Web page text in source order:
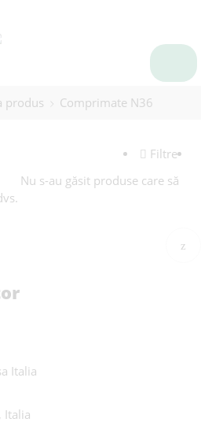
produs Comprimate N36
Filtre
Nu s-au găsit produse care să
Italia
Italia